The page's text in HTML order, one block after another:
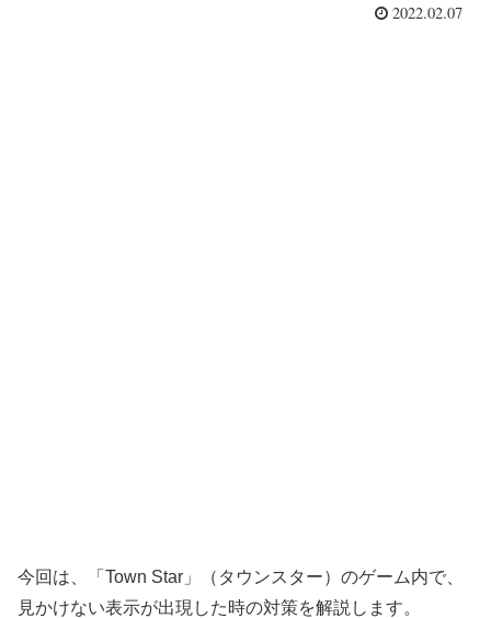
2022.02.07
今回は、「Town Star」（タウンスター）のゲーム内で、
見かけない表示が出現した時の対策を解説します。